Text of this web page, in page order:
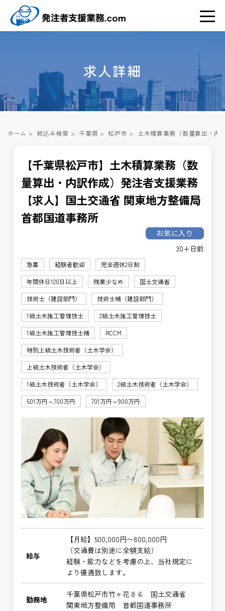
求人詳細
ホーム > 絞込み検索 > 千葉県 > 松戸市 > 土木積算業務（数量算出・内
【千葉県松戸市】土木積算業務（数
量算出・内訳作成）発注者支援業務
【求人】国土交通省 関東地方整備局
首都国道事務所
お気に入り
30+日前
急募 経験者歓迎
完全週休2日制
年間休日120日以上
残業少なめ
国土交通省
技術士（建設部門）
技術士補（建設部門）
1級土木施工管理技士
2級土木施工管理技士
1級土木施工管理技士補
RCCM
特別上級土木技術者（土木学会）
上級土木技術者（土木学会）
1級土木技術者（土木学会）
2級土木技術者（土木学会）
501万円～700万円
701万円～900万円
給与
【月給】500,000円〜800,000円
（交通費は別途に全額支給）
経験・能力などを考慮の上、当社規定に
より優遇致します。
勤務地
千葉県松戸市竹ヶ花８６ 国土交通省
関東地方整備局 首都国道事務所